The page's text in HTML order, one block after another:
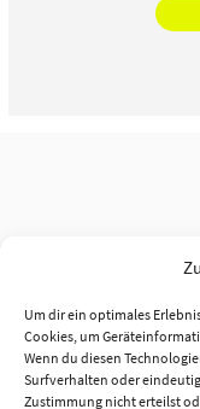
Um dir ein optimales
Cookies, um
Wenn du diesen
Surfverhalten oder
Zustimmung nicht erteilst